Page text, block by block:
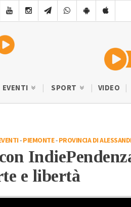
EVENTI SPORT VIDEO
-PIEMONTE-PROVINCIA DI
e libertà